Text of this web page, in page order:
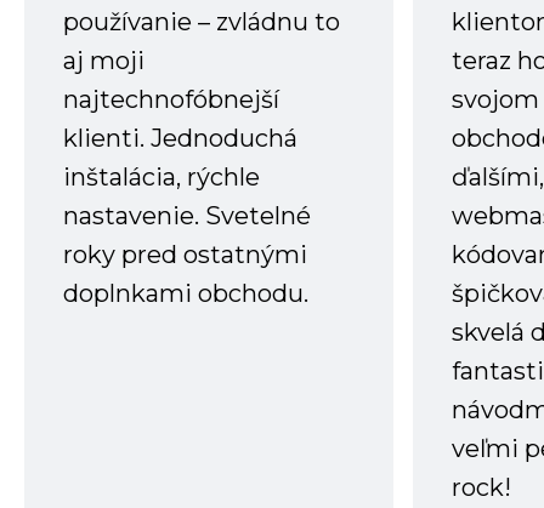
používanie – zvládnu to
aj moji
najtechnofóbnejší
klienti. Jednoduchá
inštalácia, rýchle
nastavenie. Svetelné
roky pred ostatnými
doplnkami obchodu.
teraz
skvelá
veľmi
rock!